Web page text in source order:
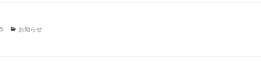
Categories
お知らせ